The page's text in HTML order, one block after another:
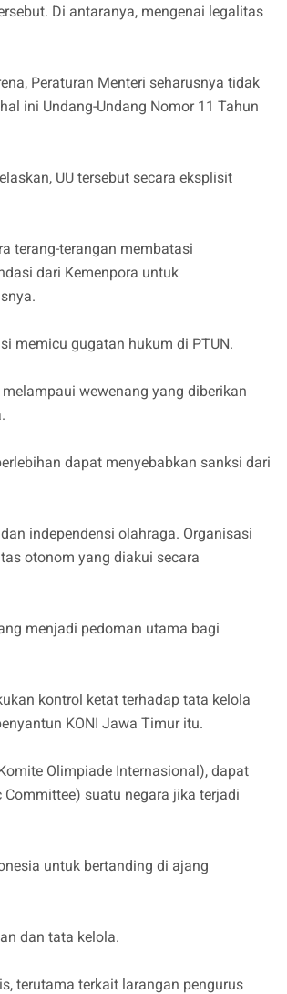
Di antaranya, mengenai legalitas
Peraturan Menteri seharusnya tidak
ini Undang-Undang Nomor 11 Tahun
UU tersebut secara eksplisit
terang-terangan membatasi
dari Kemenpora untuk
memicu gugatan hukum di PTUN.
wewenang yang diberikan
dapat menyebabkan sanksi dari
independensi olahraga. Organisasi
otonom yang diakui secara
menjadi pedoman utama bagi
kontrol ketat terhadap tata kelola
KONI Jawa Timur itu.
Olimpiade Internasional), dapat
suatu negara jika terjadi
untuk bertanding di ajang
dan tata kelola.
terutama terkait larangan pengurus